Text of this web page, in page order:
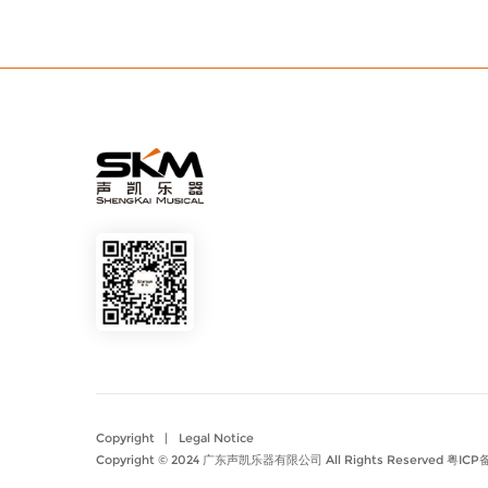
Copyright |
Legal Notice
Copyright © 2024 广东声凯乐器有限公司 All Rights Reserved粤ICP